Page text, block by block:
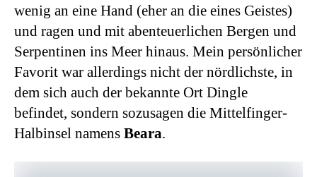
wenig an eine Hand (eher an die eines Geistes)
und ragen und mit abenteuerlichen Bergen und
Serpentinen ins Meer hinaus. Mein persönlicher
Favorit war allerdings nicht der nördlichste, in
dem sich auch der bekannte Ort Dingle
befindet, sondern sozusagen die Mittelfinger-
Halbinsel namens Beara.